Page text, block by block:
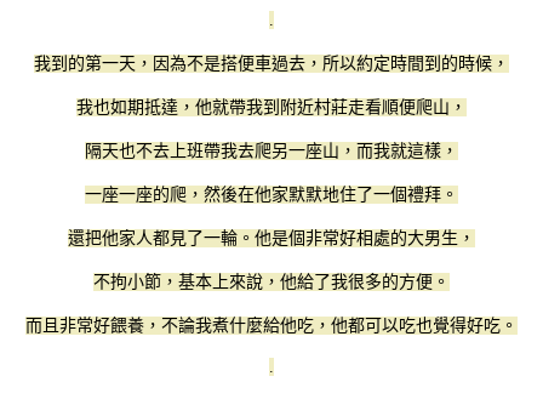
我到的第一天，因為不是搭便車過去，所以約定時間到的時候，
我也如期抵達，他就帶我到附近村莊走看順便爬山，
隔天也不去上班帶我去爬另一座山，而我就這樣，
一座一座的爬，然後在他家默默地住了一個禮拜。
還把他家人都見了一輪。他是個非常好相處的大男生，
不拘小節，基本上來說，他給了我很多的方便。
而且非常好餵養，不論我煮什麼給他吃，他都可以吃也覺得好吃。